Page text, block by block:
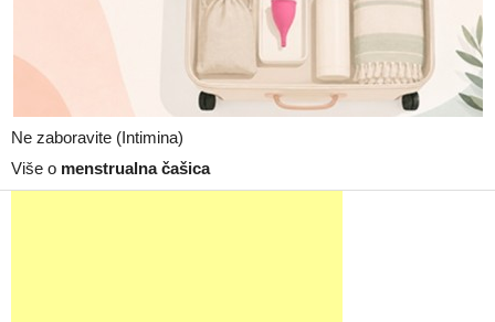
Ne zaboravite (Intimina)
Više o menstrualna čašica